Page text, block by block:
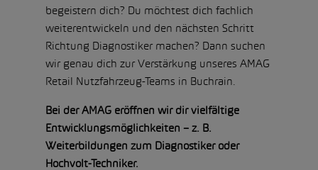
begeistern dich? Du möchtest dich fachlich
weiterentwickeln und den nächsten Schritt
Richtung Diagnostiker machen? Dann suchen
wir genau dich zur Verstärkung unseres AMAG
Retail Nutzfahrzeug-Teams in Buchrain.
Bei der AMAG eröffnen wir dir vielfältige
Entwicklungsmöglichkeiten – z. B.
Weiterbildungen zum Diagnostiker oder
Hochvolt-Techniker.